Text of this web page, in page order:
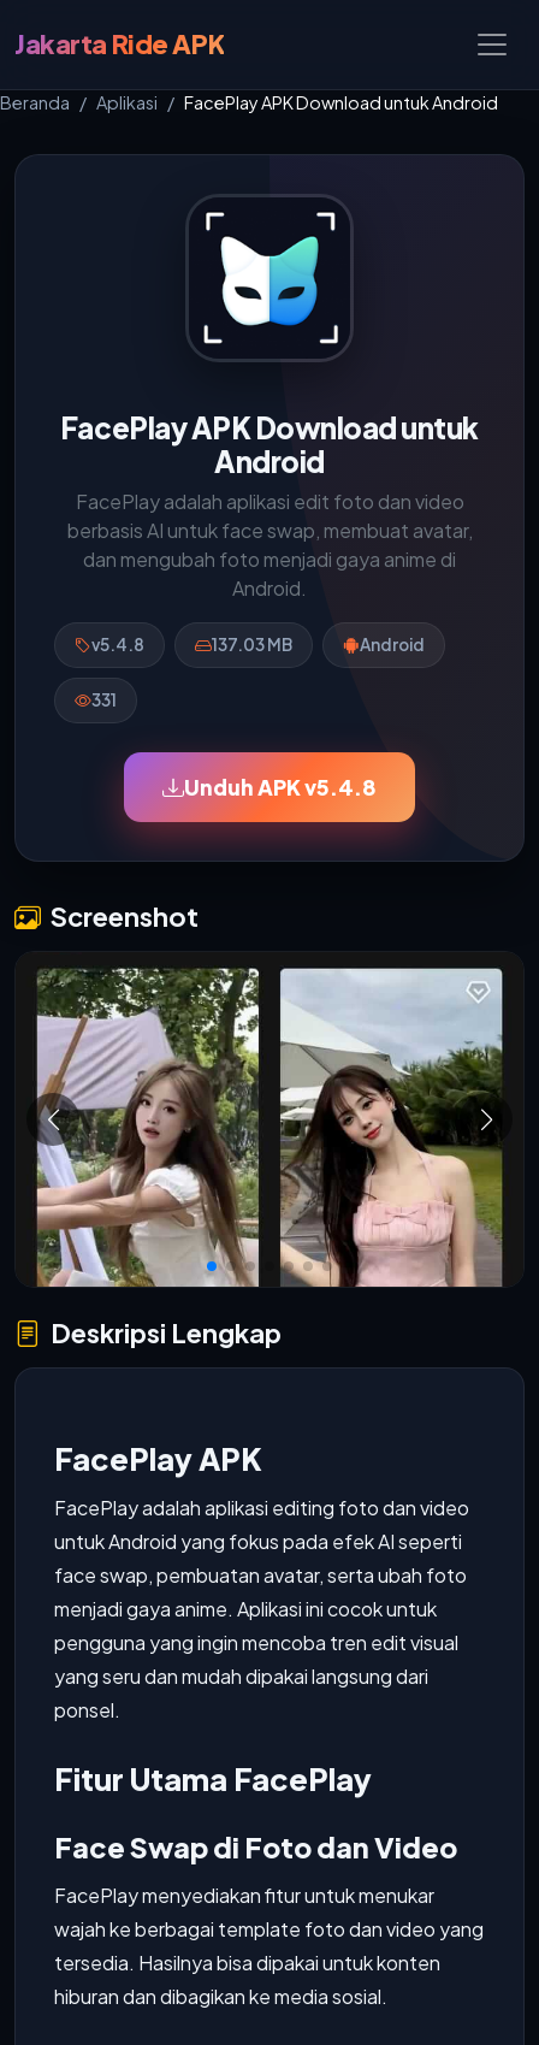
Jakarta Ride APK
Beranda Aplikasi FacePlay APK Download untuk Android
FacePlay APK Download untuk
Android
FacePlay adalah aplikasi edit foto dan video
berbasis AI untuk face swap, membuat avatar,
dan mengubah foto menjadi gaya anime di
Android.
v5.4.8 137.03 MB Android
331
Unduh APK v5.4.8
Screenshot
Deskripsi Lengkap
FacePlay APK
FacePlay adalah aplikasi editing foto dan video
untuk Android yang fokus pada efek AI seperti
face swap, pembuatan avatar, serta ubah foto
menjadi gaya anime. Aplikasi ini cocok untuk
pengguna yang ingin mencoba tren edit visual
yang seru dan mudah dipakai langsung dari
ponsel.
Fitur Utama FacePlay
Face Swap di Foto dan Video
FacePlay menyediakan fitur untuk menukar
wajah ke berbagai template foto dan video yang
tersedia. Hasilnya bisa dipakai untuk konten
hiburan dan dibagikan ke media sosial.